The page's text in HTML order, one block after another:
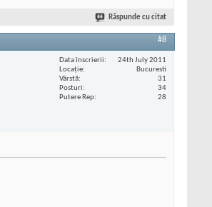
Răspunde cu citat
#8
Data înscrierii
24th July 2011
Locaţie
Bucuresti
Vârstă
31
Posturi
34
Putere Rep
28